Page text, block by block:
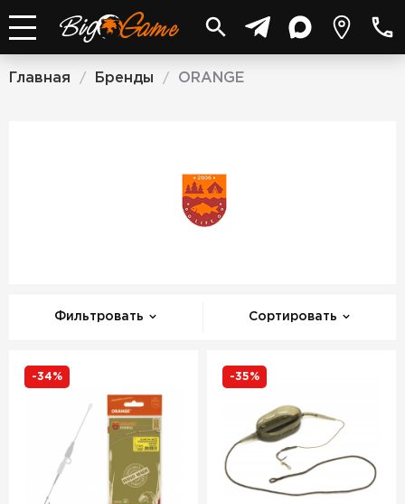
Главная / Бренды / ORANGE
ORANGE
Фильтровать Сортировать
-34% -35%